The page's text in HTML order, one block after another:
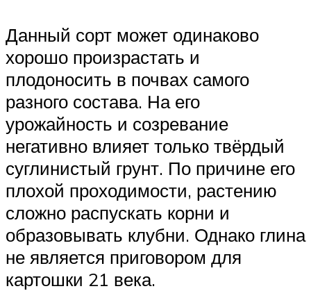
Данный сорт может одинаково
хорошо произрастать и
плодоносить в почвах самого
разного состава. На его
урожайность и созревание
негативно влияет только твёрдый
суглинистый грунт. По причине его
плохой проходимости, растению
сложно распускать корни и
образовывать клубни. Однако глина
не является приговором для
картошки 21 века.